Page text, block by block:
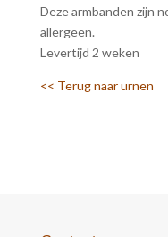
Deze armbanden zijn
allergeen.
Levertijd 2 weken
<< Terug naar urnen